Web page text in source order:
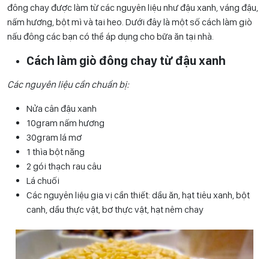
đông chay được làm từ các nguyên liệu như đậu xanh, váng đậu,
nấm hương, bột mì và tai heo. Dưới đây là một số cách làm giò
nấu đông các bạn có thể áp dụng cho bữa ăn tại nhà.
Cách làm giò đông chay từ đậu xanh
Các nguyên liệu cần chuẩn bị:
Nửa cân đậu xanh
10gram nấm hương
30gram lá mơ
1 thìa bột năng
2 gói thạch rau câu
Lá chuối
Các nguyên liệu gia vị cần thiết: dầu ăn, hạt tiêu xanh, bột
canh, dầu thực vật, bơ thực vật, hạt nêm chay